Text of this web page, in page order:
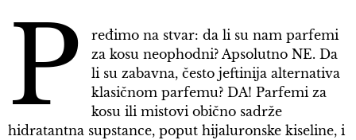
P
ređimo na stvar: da li su nam parfemi
za kosu neophodni? Apsolutno NE. Da
li su zabavna, često jeftinija alternativa
klasičnom parfemu? DA! Parfemi za
kosu ili mistovi obično sadrže
hidratantna supstance, poput hijaluronske kiseline, i